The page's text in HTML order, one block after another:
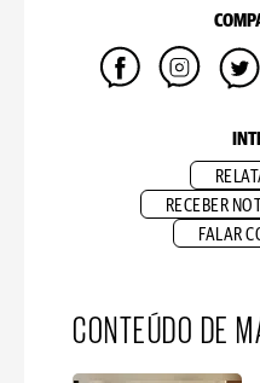
RECEBER
FALAR
CONTEÚDO DE